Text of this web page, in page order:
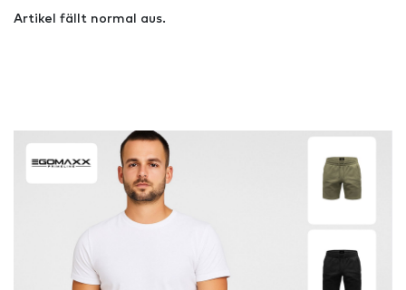
Artikel fällt normal aus.